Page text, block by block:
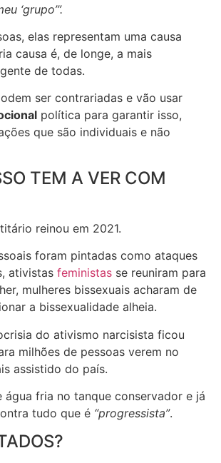
‘grupo’”.
elas representam uma causa
causa é, de longe, a mais
de todas.
ser contrariadas e vão usar
política para garantir isso,
que são individuais e não
TEM A VER COM
reinou em 2021.
foram pintadas como ataques
ativistas feministas se reuniram para
mulheres bissexuais acharam de
a bissexualidade alheia.
do ativismo narcisista ficou
milhões de pessoas verem no
assistido do país.
água fria no tanque conservador e já
tudo que é “progressista”.